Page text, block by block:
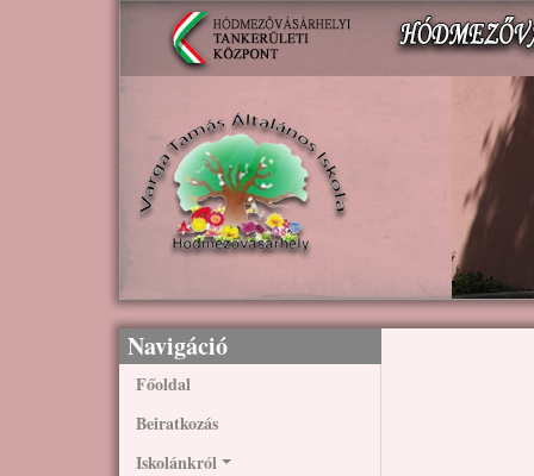
Ugrás a tartalomra
Navigáció
Főoldal
Beiratkozás
Iskolánkról